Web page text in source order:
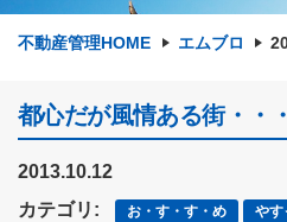
不動産管理HOME エムブロ
都心だが風情ある街・・・
2013.10.12
カテゴリ:
お・す・す・め やす